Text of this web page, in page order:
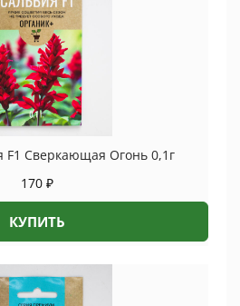
F1 Сверкающая Огонь 0,1г
170 ₽
КУПИТЬ